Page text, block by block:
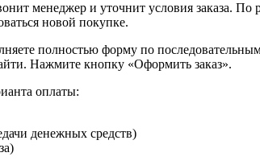
менеджер и уточнит условия заказа. По
новой покупке.
полностью форму по
Нажмите кнопку «Оформить заказ».
оплаты:
денежных средств)